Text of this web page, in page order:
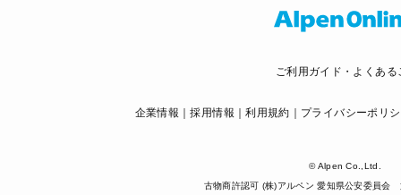
ご利用ガイド・よくある
企業情報 採用情報 利用規約 プライバシーポリ
© Alpen Co.,Ltd.
古物商許認可 (株)アルペン 愛知県公安委員